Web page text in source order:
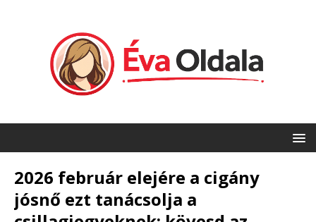
2026 február elejére a cigány
jósnő ezt tanácsolja a